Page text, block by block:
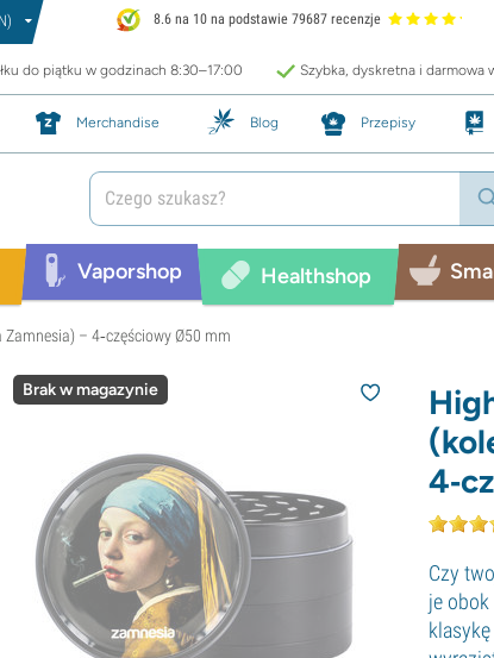
8.6 na 10 na podstawie 79687 recenzje
do piątku w godzinach 8:30–17:00 Szybka, dyskretna i darmowa
Merchandise Blog Przepisy
Vaporshop Healthshop
Zamnesia) – 4‑częściowy Ø50 mm
Brak w magazynie
Czy
je obok
klasykę